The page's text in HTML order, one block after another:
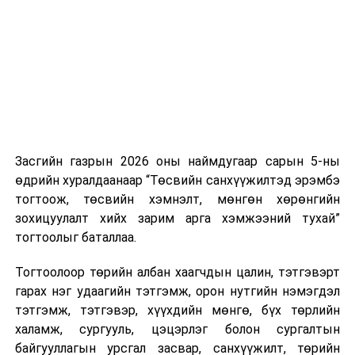
Шинэ хууль Францын зах зээлд үйлчилдэг гадаадын
дуудлагын төвүүдэд нөлөөлөхөөр байна. Тухайлбал,
Мароккогийн дуудлагын төвүүдийн орлогын 80 гаруй
хувь Францын зах зээлээс бүрддэг бөгөөд тус улсын
40–50 мянган ажлын байр эрсдэлд орж болзошгүйг
Засгийн газрын 2026 оны наймдугаар сарын 5-ны
өдрийн хуралдаанаар “Төсвийн санхүүжилтэд эрэмбэ
тогтоож, төсвийн хэмнэлт, мөнгөн хөрөнгийн
зохицуулалт хийх зарим арга хэмжээний тухай”
тогтоолыг баталлаа.
Тогтоолоор төрийн албан хаагчдын цалин, тэтгэвэрт
гарах нэг удаагийн тэтгэмж, орон нутгийн нэмэгдэл
тэтгэмж, тэтгэвэр, хүүхдийн мөнгө, бүх төрлийн
халамж, сургууль, цэцэрлэг болон сургалтын
байгууллагын урсгал засвар, санхүүжилт, төрийн